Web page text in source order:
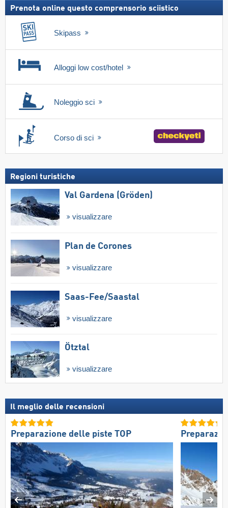
Prenota online questo comprensorio sciistico
Skipass
Alloggi low cost/hotel
Noleggio sci
Corso di sci
Regioni turistiche
Val Gardena (Gröden)
visualizzare
Plan de Corones
visualizzare
Saas-Fee/​Saastal
visualizzare
Ötztal
visualizzare
Il meglio delle recensioni
Preparazione delle piste TOP